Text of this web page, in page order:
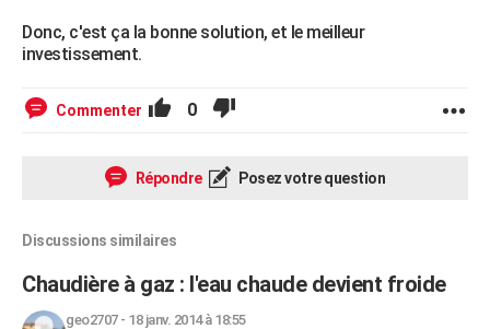
Donc, c'est ça la bonne solution, et le meilleur
investissement.
Commenter 0
Répondre Posez votre question
Discussions similaires
Chaudière à gaz : l'eau chaude devient froide
geo2707- 18 janv. 2014 à 18:55